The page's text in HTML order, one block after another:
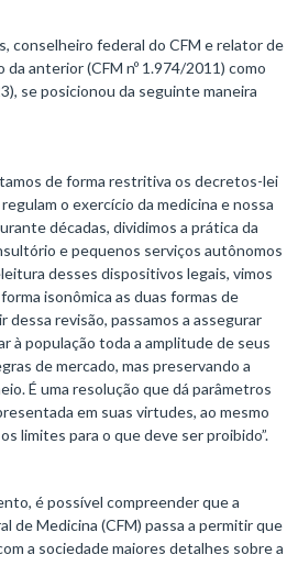
conselheiro federal do CFM e relator de
anterior (CFM nº 1.974/2011) como
se posicionou da seguinte maneira
de forma restritiva os decretos-lei
o exercício da medicina e nossa
décadas, dividimos a prática da
e pequenos serviços autônomos
desses dispositivos legais, vimos
isonômica as duas formas de
dessa revisão, passamos a assegurar
à população toda a amplitude de seus
de mercado, mas preservando a
É uma resolução que dá parâmetros
em suas virtudes, ao mesmo
limites para o que deve ser proibido”.
é possível compreender que a
de Medicina (CFM) passa a permitir que
a sociedade maiores detalhes sobre a